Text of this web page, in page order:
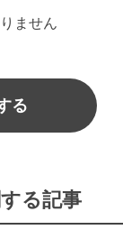
ません
る
る記事